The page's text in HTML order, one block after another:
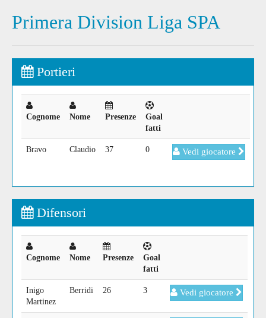
Primera Division Liga SPA
Portieri
Cognome Nome Presenze
Goal
fatti
Bravo Claudio 37 0 Vedi giocatore
Difensori
Cognome Nome Presenze
Goal
fatti
Inigo
Martinez
Berridi 26 3 Vedi giocatore